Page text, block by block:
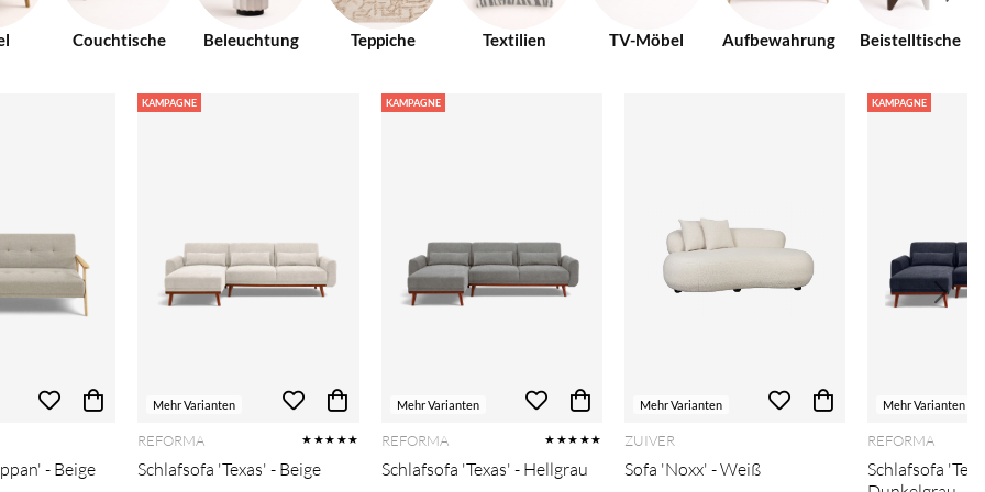
Couchtische Beleuchtung Teppiche Textilien TV-Möbel Aufbewahrung Beistelltische
- Beige
KAMPAGNE
Mehr Varianten
REFORMA ★★★★★
Schlafsofa 'Texas' - Beige
KAMPAGNE
Mehr Varianten
REFORMA ★★★★★
Schlafsofa 'Texas' - Hellgrau
Mehr Varianten
ZUIVER
Sofa 'Noxx' - Weiß
KAMPAGNE
Mehr Varianten
REFORMA
Schlafsofa